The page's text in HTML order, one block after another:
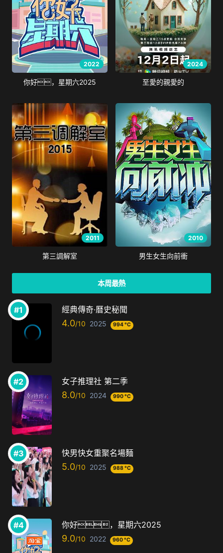
2022
你好，星期六2025
2024
至愛的親愛的
2011
第三調解室
2010
男生女生向前衝
本周最熱
經典傳奇·曆史秘聞
4.0 2025 994 °C
女子推理社 第二季
8.0 2024 990 °C
快男快女重聚名場麵
5.0 2025 988 °C
你好，星期六2025
9.0 2022 960 °C